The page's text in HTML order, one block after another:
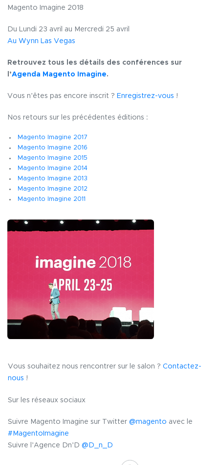
Magento Imagine 2018
Du Lundi 23 avril au Mercredi 25 avril
Au Wynn Las Vegas
Retrouvez tous les détails des conférences sur
l’Agenda Magento Imagine.
Vous n’êtes pas encore inscrit ? Enregistrez-vous !
Nos retours sur les précédentes éditions :
Magento Imagine 2017
Magento Imagine 2016
Magento Imagine 2015
Magento Imagine 2014
Magento Imagine 2013
Magento Imagine 2012
Magento Imagine 2011
Vous souhaitez nous rencontrer sur le salon ? Contactez-
nous !
Sur les réseaux sociaux
Suivre Magento Imagine sur Twitter @magento avec le
#MagentoImagine
Suivre l’Agence Dn’D @D_n_D